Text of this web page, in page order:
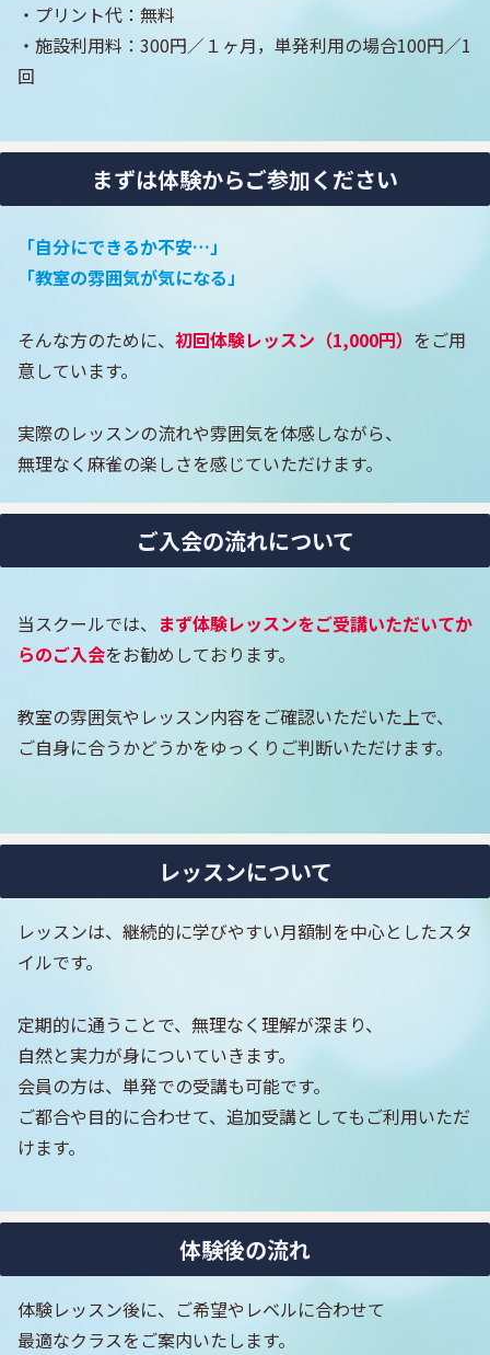
・プリント代：無料
・施設利用料：300円／１ヶ月，単発利用の場合100円／1
回
まずは体験からご参加ください
「自分にできるか不安…」
「教室の雰囲気が気になる」
そんな方のために、 初回体験レッスン（1,000円） をご用
意しています。
実際のレッスンの流れや雰囲気を体感しながら、
無理なく麻雀の楽しさを感じていただけます。
ご入会の流れについて
当スクールでは、 まず体験レッスンをご受講いただいてか
らのご入会をお勧めしております。
教室の雰囲気やレッスン内容をご確認いただいた上で、
ご自身に合うかどうかをゆっくりご判断いただけます。
レッスンについて
レッスンは、継続的に学びやすい月額制を中心としたスタ
イルです。
定期的に通うことで、無理なく理解が深まり、
自然と実力が身についていきます。
会員の方は、単発での受講も可能です。
ご都合や目的に合わせて、追加受講としてもご利用いただ
けます。
体験後の流れ
体験レッスン後に、ご希望やレベルに合わせて
最適なクラスをご案内いたします。